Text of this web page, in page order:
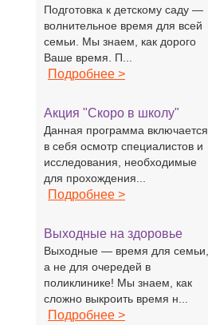
Подготовка к детскому саду —
волнительное время для всей
семьи. Мы знаем, как дорого
Ваше время. П...
Подробнее >
Акция "Скоро в школу"
Данная программа включается
в себя осмотр специалистов и
исследования, необходимые
для прохождения...
Подробнее >
Выходные на здоровье
Выходные — время для семьи,
а не для очередей в
поликлинике! Мы знаем, как
сложно выкроить время н...
Подробнее >